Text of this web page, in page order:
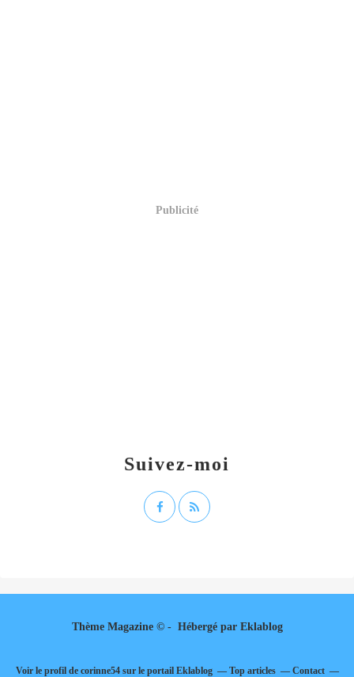
Suivez-moi
Publicité
Thème Magazine © - Hébergé par Eklablog
Voir le profil de corinne54sur le portail Eklablog Top articles Contact